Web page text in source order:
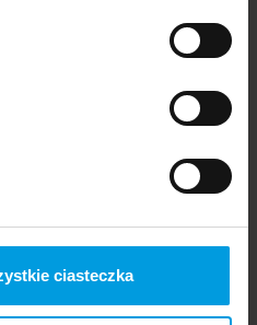
ciasteczka